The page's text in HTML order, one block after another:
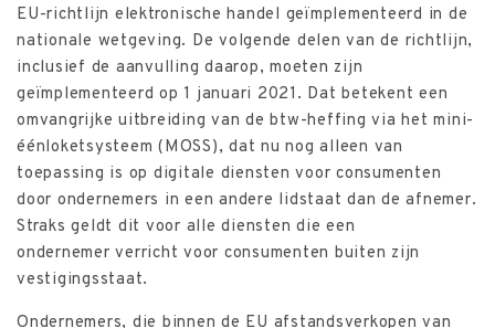
EU-richtlijn elektronische handel geïmplementeerd in de
nationale wetgeving. De volgende delen van de richtlijn,
inclusief de aanvulling daarop, moeten zijn
geïmplementeerd op 1 januari 2021. Dat betekent een
omvangrijke uitbreiding van de btw-heffing via het mini-
éénloketsysteem (MOSS), dat nu nog alleen van
toepassing is op digitale diensten voor consumenten
door ondernemers in een andere lidstaat dan de afnemer.
Straks geldt dit voor alle diensten die een
ondernemer verricht voor consumenten buiten zijn
vestigingsstaat.
Ondernemers, die binnen de EU afstandsverkopen van